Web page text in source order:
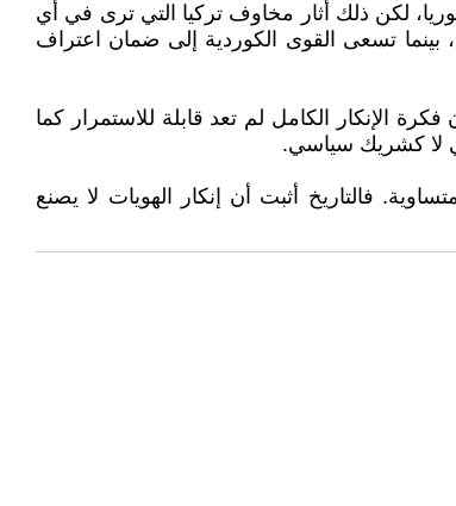
لكن ذلك أثار مخاوف تركيا التي ترى في أي
تسعى القوى الكوردية إلى ضمان اعتراف
الإنكار الكامل لم تعد قابلة للاستمرار كما
لا كشريك سياسي.
فالتاريخ أثبت أن إنكار الهويات لا يصنع